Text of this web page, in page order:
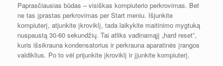
Paprasčiausias būdas – visiškas kompiuterio perkrovimas. Bet
ne tas įprastas perkrovimas per Start meniu. Išjunkite
kompiuterį, atjunkite įkroviklį, tada laikykite maitinimo mygtuką
nuspaustą 30-60 sekundžių. Tai atliks vadinamąjį „hard reset”,
kuris išsikrauna kondensatorius ir perkrauna aparatinės įrangos
valdiklius. Po to vėl prijunkite įkroviklį ir įjunkite kompiuterį.